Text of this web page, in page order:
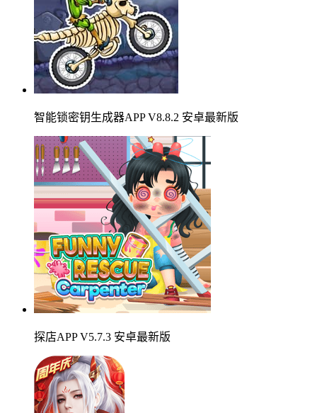
智能锁密钥生成器APP V8.8.2 安卓最新版
探店APP V5.7.3 安卓最新版